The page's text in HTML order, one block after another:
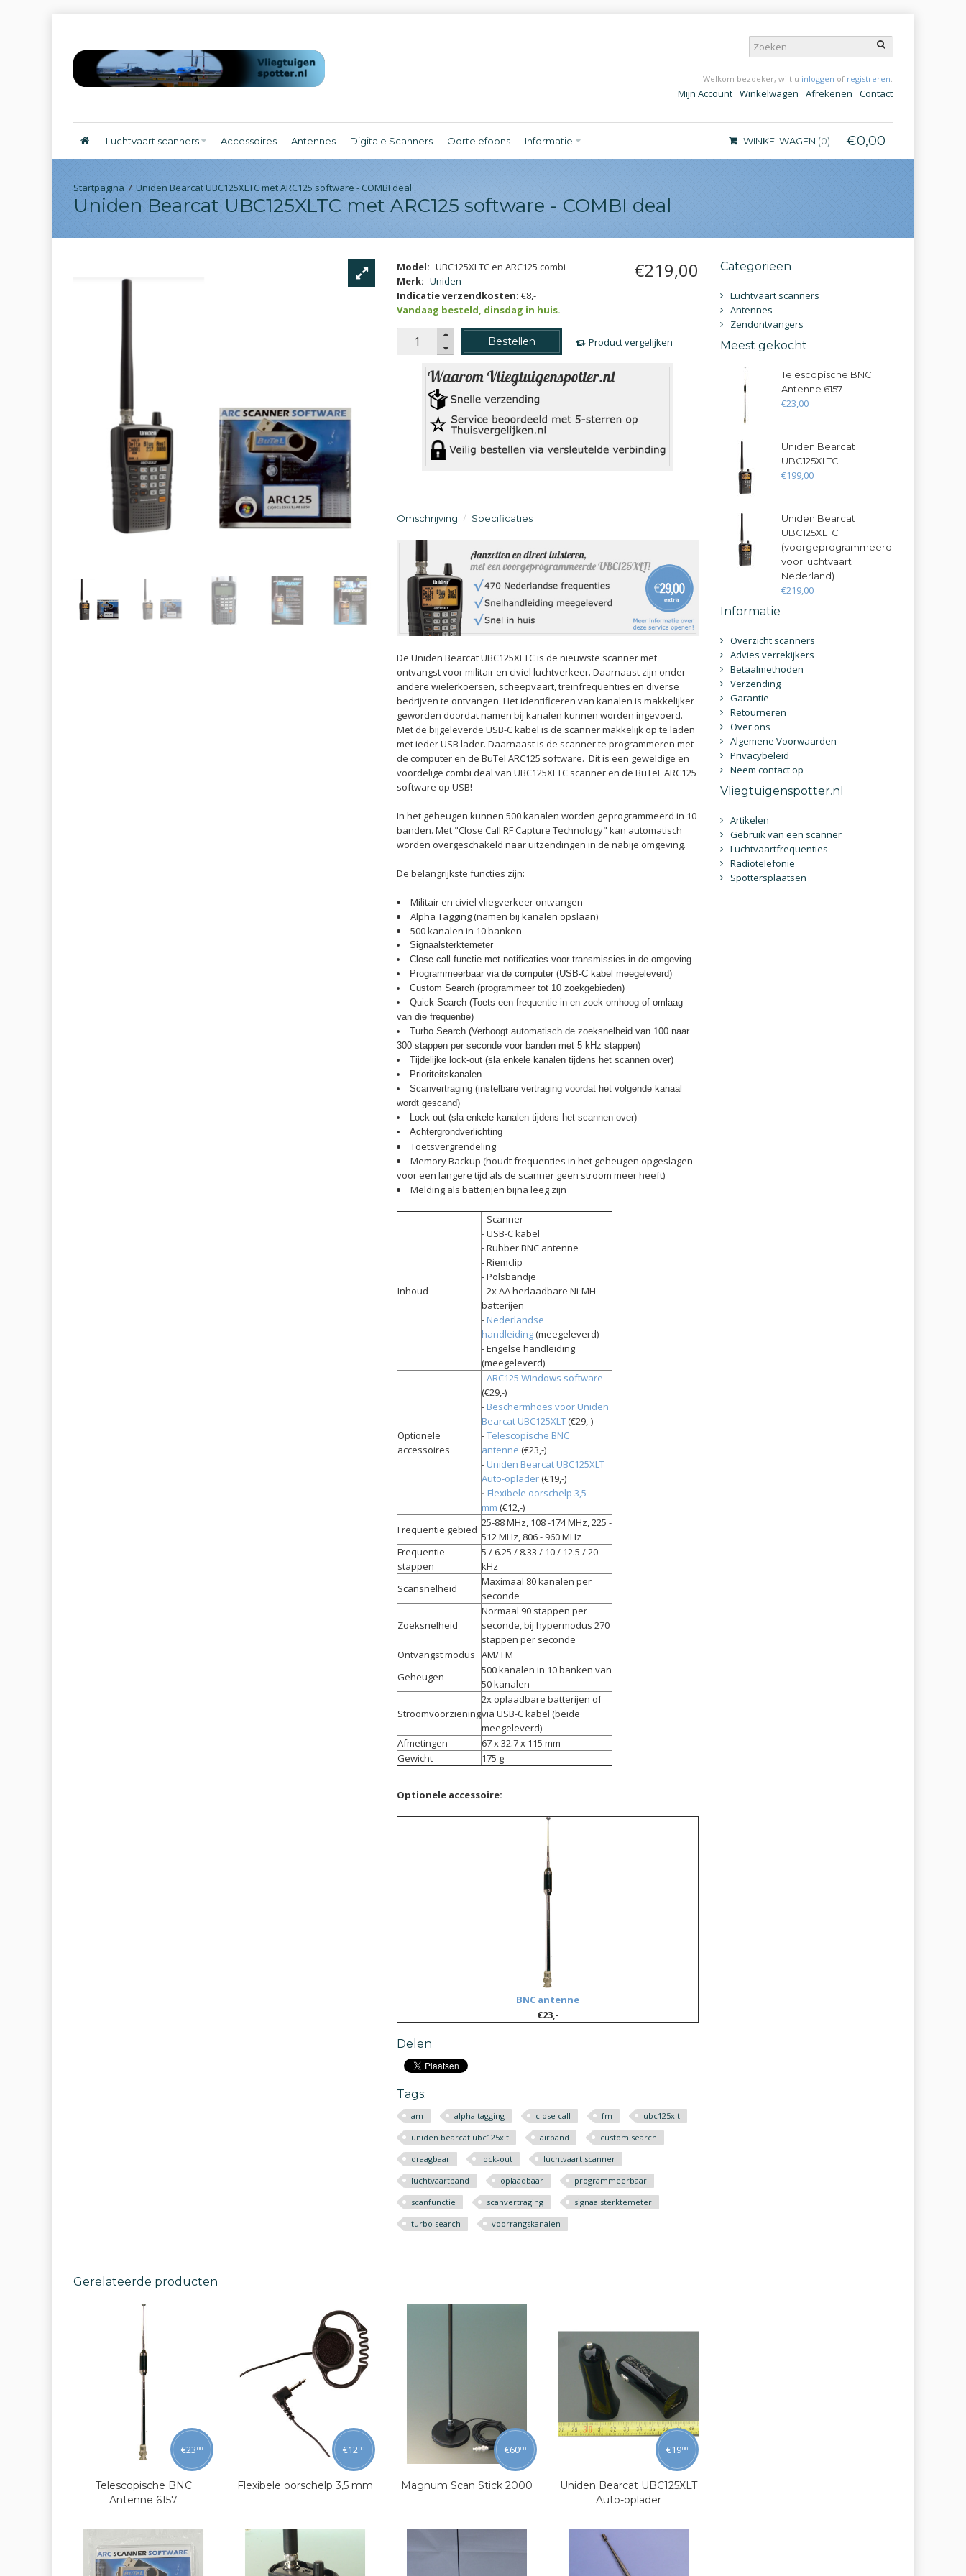
Welkom bezoeker, wilt u inloggen of registreren.
Mijn Account Winkelwagen Afrekenen Contact
Luchtvaart scanners Accessoires Antennes Digitale Scanners Oortelefoons Informatie WINKELWAGEN 0 €0,00
Uniden Bearcat UBC125XLTC met ARC125 software - COMBI deal
Uniden Bearcat UBC125XLTC met ARC125 software - COMBI deal
Model: UBC125XLTC en ARC125 combi
Merk: Uniden
Indicatie verzendkosten: €8,-
Vandaag besteld, dinsdag in huis.
€219,00
Bestellen Product vergelijken
Omschrijving Specificaties
De Uniden Bearcat UBC125XLTC is de nieuwste scanner met
ontvangst voor militair en civiel luchtverkeer. Daarnaast zijn onder
andere wielerkoersen, scheepvaart,treinfrequenties en diverse
bedrijven te ontvangen. Het identificeren van kanalen is makkelijker
geworden doordat namen bij kanalen kunnen worden ingevoerd.
Met de bijgeleverde USB-C kabel is de scanner makkelijk op te laden
met ieder USB lader. Daarnaast is de scanner te programmeren met
de computer en de BuTel ARC125 software. Dit is een geweldige en
voordelige combi deal van UBC125XLTC scanner en de BuTeL ARC125
software op USB!
In het geheugen kunnen 500 kanalen worden geprogrammeerd in 10
banden. Met "Close Call RF Capture Technology" kan automatisch
worden overgeschakeld naar uitzendingen in de nabije omgeving.
De belangrijkste functies zijn:
Militair en civiel vliegverkeer ontvangen
Alpha Tagging (namen bij kanalen opslaan)
500 kanalen in 10 banken
Signaalsterktemeter
Close call functie met notificaties voor transmissies in de omgeving
Programmeerbaar via de computer (USB-C kabel meegeleverd)
Custom Search (programmeer tot 10 zoekgebieden)
Quick Search (Toets een frequentie in en zoek omhoog of omlaag
van die frequentie)
Turbo Search (Verhoogt automatisch de zoeksnelheid van 100 naar
300 stappen per seconde voor banden met 5 kHz stappen)
Tijdelijke lock-out (sla enkele kanalen tijdens het scannen over)
Prioriteitskanalen
Scanvertraging (instelbare vertraging voordat het volgende kanaal
wordt gescand)
Lock-out (sla enkele kanalen tijdens het scannen over)
Achtergrondverlichting
Toetsvergrendeling
Memory Backup (houdt frequenties in het geheugen opgeslagen
voor een langere tijd als de scanner geen stroom meer heeft)
Melding als batterijen bijna leeg zijn
Inhoud
- Scanner
- USB-C kabel
- Rubber BNC antenne
- Riemclip
- Polsbandje
- 2x AA herlaadbare Ni-MH
batterijen
- Nederlandse
handleiding(meegeleverd)
- Engelse handleiding
(meegeleverd)
Optionele
accessoires
-ARC125 Windows software
(€29,-)
- Beschermhoes voor Uniden
Bearcat UBC125XLT(€29,-)
-Telescopische BNC
antenne (€23,-)
- Uniden Bearcat UBC125XLT
Auto-oplader(€19,-)
- Flexibele oorschelp 3,5
mm (€12,-)
Frequentie gebied
25-88 MHz, 108 -174 MHz, 225 -
512 MHz, 806 - 960 MHz
Frequentie
stappen
5 / 6.25 / 8.33 / 10 / 12.5 / 20
kHz
Scansnelheid
Maximaal 80 kanalen per
seconde
Zoeksnelheid
Normaal 90 stappen per
seconde, bij hypermodus 270
stappen per seconde
Ontvangst modus AM/ FM
Geheugen
500 kanalen in 10 banken van
50 kanalen
Stroomvoorziening
2x oplaadbare batterijen of
via USB-C kabel (beide
meegeleverd)
Afmetingen
67 x 32.7 x 115 mm
Gewicht
175 g
Optionele accessoire:
BNC antenne
€23,-
Delen
Tags:
am alpha tagging close call fm
ubc125xlt
uniden bearcat ubc125xlt
airband
custom search
draagbaar
lock-out
luchtvaart scanner
luchtvaartband
oplaadbaar
programmeerbaar
scanfunctie
scanvertraging
signaalsterktemeter
turbo search
voorrangskanalen
Gerelateerde producten
Telescopische BNC
Antenne 6157
€23 00
Flexibele oorschelp 3,5 mm
€1200
Magnum Scan Stick 2000
€6000
Uniden Bearcat UBC125XLT
Auto-oplader
€1900
Categorieën
Luchtvaart scanners
Antennes
Zendontvangers
Meest gekocht
Telescopische BNC
Antenne 6157
€23,00
Uniden Bearcat
UBC125XLTC
€199,00
Uniden Bearcat
UBC125XLTC
(voorgeprogrammeerd
voor luchtvaart
Nederland)
€219,00
Informatie
Overzicht scanners
Advies verrekijkers
Betaalmethoden
Verzending
Garantie
Retourneren
Over ons
Algemene Voorwaarden
Privacybeleid
Neem contact op
Vliegtuigenspotter.nl
Artikelen
Gebruik van een scanner
Luchtvaartfrequenties
Radiotelefonie
Spottersplaatsen